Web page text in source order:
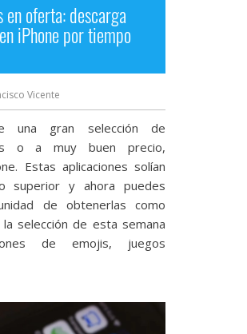
oferta: descarga
iPhone por tiempo
Vicente
una gran selección de
o a muy buen precio,
Estas aplicaciones solían
superior y ahora puedes
de obtenerlas como
selección de esta semana
de emojis, juegos